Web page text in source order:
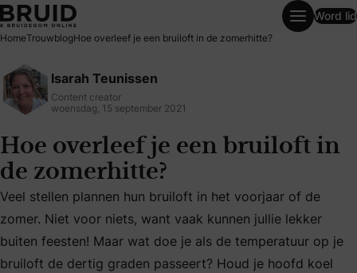
Hoe overleef je een bruiloft in de zomerhitte?
Word lid
HomeTrouwblogHoe overleef je een bruiloft in de zomerhitte?
Isarah Teunissen
Content creator
woensdag, 15 september 2021
Hoe overleef je een bruiloft in
de zomerhitte?
Veel stellen plannen hun bruiloft in het voorjaar of de
Veel stellen plannen hun bruiloft in het voorjaar of de
zomer. Niet voor niets, want vaak kunnen jullie lekker
buiten feesten! Maar wat doe je als de temperatuur op je
bruiloft de dertig graden passeert? Houd je hoofd koel